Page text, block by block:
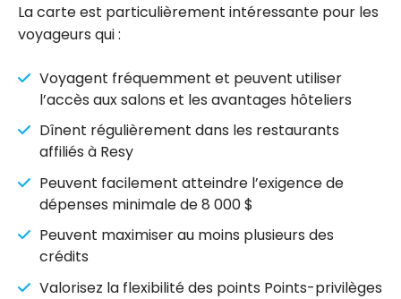
La carte est particulièrement intéressante pour les
voyageurs qui :
Voyagent fréquemment et peuvent utiliser
l’accès aux salons et les avantages hôteliers
Dînent régulièrement dans les restaurants
affiliés à Resy
Peuvent facilement atteindre l’exigence de
dépenses minimale de 8 000 $
Peuvent maximiser au moins plusieurs des
crédits
Valorisez la flexibilité des points Points-privilèges